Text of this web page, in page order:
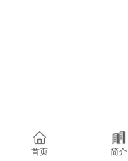
首页 简介